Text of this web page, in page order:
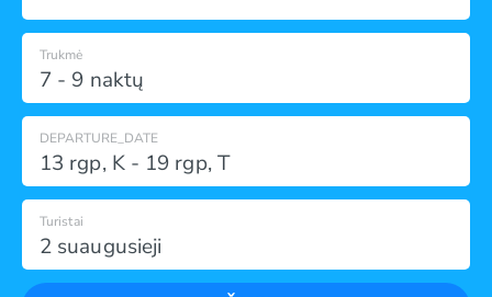
7 - 9 naktų
Trukmė
DEPARTURE_DATE
13 rgp, K- 19 rgp, T
2 suaugusieji
Turistai